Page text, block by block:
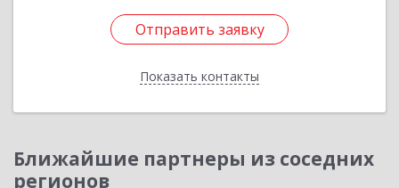
Отправить заявку
Показать контакты
Отправить заявку
Назад
Ближайшие партнеры из соседних
регионов